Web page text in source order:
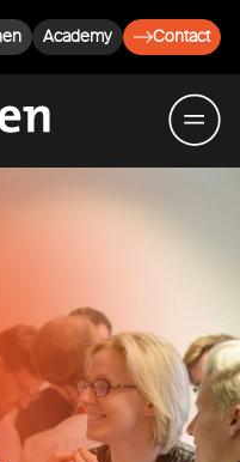
Academy Contact